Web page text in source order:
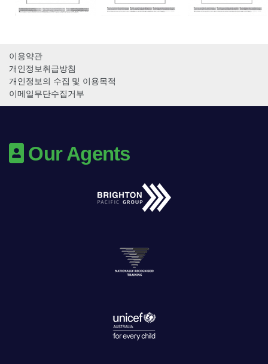
이용약관
개인정보취급방침
개인정보의 수집 및 이용목적
이메일무단수집거부
Our Agents